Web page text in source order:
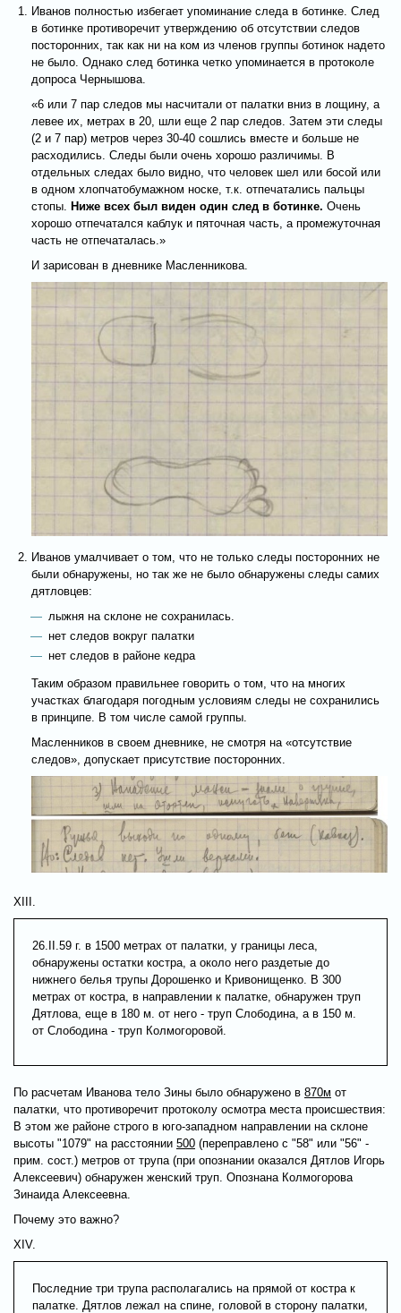
Иванов полностью избегает упоминание следа в ботинке. След
в ботинке противоречит утверждению об отсутствии следов
посторонних, так как ни на ком из членов группы ботинок надето
не было. Однако след ботинка четко упоминается в протоколе
допроса Чернышова.
«6 или 7 пар следов мы насчитали от палатки вниз в лощину, а
левее их, метрах в 20, шли еще 2 пар следов. Затем эти следы
(2 и 7 пар) метров через 30-40 сошлись вместе и больше не
расходились. Следы были очень хорошо различимы. В
отдельных следах было видно, что человек шел или босой или
в одном хлопчатобумажном носке, т.к. отпечатались пальцы
стопы. Ниже всех был виден один след в ботинке. Очень
хорошо отпечатался каблук и пяточная часть, а промежуточная
часть не отпечаталась.»
И зарисован в дневнике Масленникова.
Иванов умалчивает о том, что не только следы посторонних не
были обнаружены, но так же не было обнаружены следы самих
дятловцев:
лыжня на склоне не сохранилась.
нет следов вокруг палатки
нет следов в районе кедра
Таким образом правильнее говорить о том, что на многих
участках благодаря погодным условиям следы не сохранились
в принципе. В том числе самой группы.
Масленников в своем дневнике, не смотря на «отсутствие
следов», допускает присутствие посторонних.
XIII.
26.II.59 г. в 1500 метрах от палатки, у границы леса,
обнаружены остатки костра, а около него раздетые до
нижнего белья трупы Дорошенко и Кривонищенко. В 300
метрах от костра, в направлении к палатке, обнаружен труп
Дятлова, еще в 180 м. от него - труп Слободина, а в 150 м.
от Слободина - труп Колмогоровой.
По расчетам Иванова тело Зины было обнаружено в 870м от
палатки, что противоречит протоколу осмотра места происшествия:
В этом же районе строго в юго-западном направлении на склоне
высоты "1079" на расстоянии 500 (переправлено с "58" или "56" -
прим. сост.) метров от трупа (при опознании оказался Дятлов Игорь
Алексеевич) обнаружен женский труп. Опознана Колмогорова
Зинаида Алексеевна.
Почему это важно?
XIV.
Последние три трупа располагались на прямой от костра к
палатке. Дятлов лежал на спине, головой в сторону палатки,